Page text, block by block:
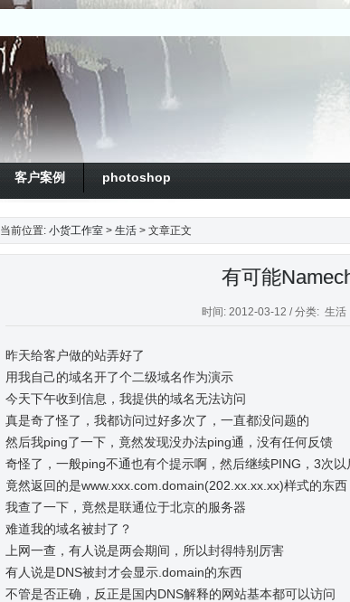
客户案例 photoshop
当前位置:小货工作室 >生活 > 文章正文
有可能
时间: 2012-03-12 / 分类: 生活
昨天给客户做的站弄好了
用我自己的域名开了个二级域名作为演示
今天下午收到信息，我提供的域名无法访问
真是奇了怪了，我都访问过好多次了，一直都没问题的
然后我ping了一下，竟然发现没办法ping通，没有任何反馈
奇怪了，一般ping不通也有个提示啊，然后继续PING，3次以
竟然返回的是www.xxx.com.domain(202.xx.xx.xx)样式的东西
我查了一下，竟然是联通位于北京的服务器
难道我的域名被封了？
上网一查，有人说是两会期间，所以封得特别厉害
有人说是DNS被封才会显示.domain的东西
不管是否正确，反正是国内DNS解释的网站基本都可以访问